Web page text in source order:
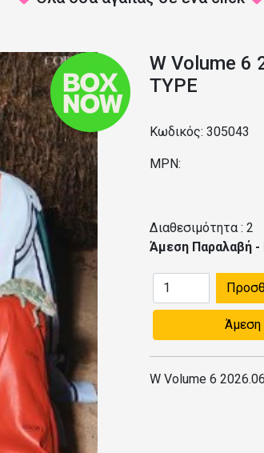
W Volume 6
TYPE
Κωδικός: 305043
MPN:
Διαθεσιμότητα : 2
Άμεση Παραλαβή
Άμεση
W Volume 6